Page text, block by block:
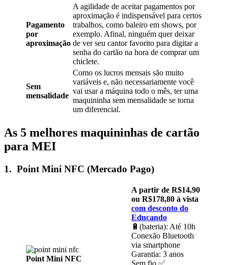
Pagamento
por
aproximação
A agilidade de aceitar pagamentos por
aproximação é indispensável para certos
trabalhos, como baleiro em shows, por
exemplo. Afinal, ninguém quer deixar
de ver seu cantor favorito para digitar a
senha do cartão na hora de comprar um
chiclete.
Sem
mensalidade
Como os lucros mensais são muito
variáveis e, não necessariamente você
vai usar a máquina todo o mês, ter uma
maquininha sem mensalidade se torna
um diferencial.
As 5 melhores maquininhas de cartão
para MEI
1. Point Mini NFC (Mercado Pago)
Point Mini NFC
A partir de R$14,90
ou R$178,80 à vista
com desconto do
Educando
🔋(bateria): Até 10h
Conexão Bluetooth
via smartphone
Garantia: 3 anos